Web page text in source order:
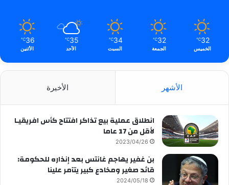
32
℃
الخميس
32
℃
الجمعة
34
℃
السبت
35
℃
الأحد
36
℃
الأثنين
الأشهر الأخيرة
انطلاق عملية بيع تذاكر افتتاح كأس افريقيـا
لأقل من 17 عاما
2023/04/26
بن غفير يهاجم غانتس بعد إنذاره للحكومة:
قائد صغير ومخادع كبير يتآمر علينا
2024/05/18